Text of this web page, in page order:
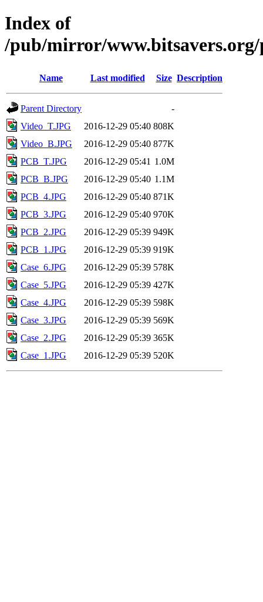
Index of
/pub/mirror/
Name Last modified Size Description
Parent Directory
-
Video_T.JPG
2016-12-29 05:40 808K
Video_B.JPG
2016-12-29 05:40 877K
PCB_T.JPG
2016-12-29 05:41 1.0M
PCB_B.JPG
2016-12-29 05:40 1.1M
PCB_4.JPG
2016-12-29 05:40 871K
PCB_3.JPG
2016-12-29 05:40 970K
PCB_2.JPG
2016-12-29 05:39 949K
PCB_1.JPG
2016-12-29 05:39 919K
Case_6.JPG
2016-12-29 05:39 578K
Case_5.JPG
2016-12-29 05:39 427K
Case_4.JPG
2016-12-29 05:39 598K
Case_3.JPG
2016-12-29 05:39 569K
Case_2.JPG
2016-12-29 05:39 365K
Case_1.JPG
2016-12-29 05:39 520K